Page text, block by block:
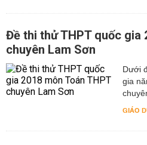
Đề thi thử THPT quốc gia
chuyên Lam Sơn
Dưới
gia
GIÁO